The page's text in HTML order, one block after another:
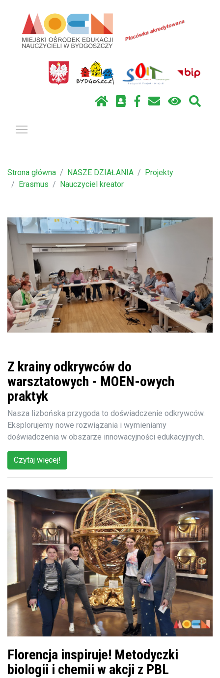
Strona główna NASZE DZIAŁANIA
Projekty
Erasmus
Nauczyciel kreator
Z krainy odkrywców do
warsztatowych - MOEN-owych
praktyk
Nasza lizbońska przygoda to doświadczenie odkrywców.
Eksplorujemy nowe rozwiązania i wymieniamy
doświadczenia w obszarze innowacyjności edukacyjnych.
Czytaj więcej!
Florencja inspiruje! Metodyczki
biologii i chemii w akcji z PBL